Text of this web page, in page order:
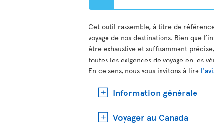
Cet outil rassemble, à titre de
voyage de nos destinations. Bien que
être exhaustive et suffisamment
toutes les exigences de voyage en les
En ce sens, nous vous invitons à lire
Information générale
Voyager au Canada